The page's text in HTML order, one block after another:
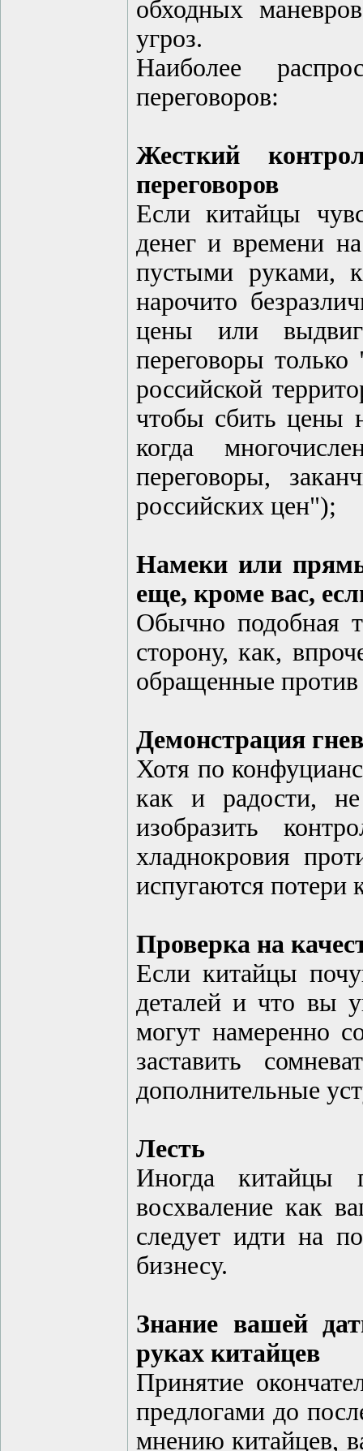
обходных
угроз.
Наиболее
переговоров:
Жесткий
переговоров
Если китайцы
денег и времени
пустыми руками,
нарочито
цены или
переговоры
российской
чтобы сбить цены
когда
переговоры,
российских цен");
Намеки или
еще, кроме вас,
Обычно подобная
сторону, как,
обращенные против
Демонстрация
Хотя по
как и радости, не
изобразить
хладнокровия
испугаются потери
Проверка на
Если китайцы
деталей и что вы
могут намеренно
заставить
дополнительные
Лесть
Иногда китайцы
восхваление как
следует идти на
бизнесу.
Знание вашей
руках китайцев
Принятие
предлогами до
мнению китайцев,